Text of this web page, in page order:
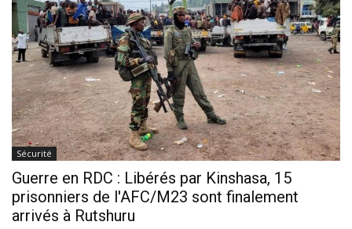
Sécurité
Guerre en RDC : Libérés par Kinshasa, 15
prisonniers de l'AFC/M23 sont finalement
arrivés à Rutshuru